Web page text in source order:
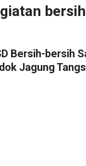
Bersih-bersih
Jagung